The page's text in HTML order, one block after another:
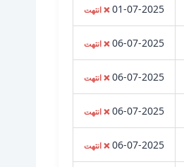
01-07-2025 ❌ انتهت
06-07-2025 ❌ انتهت
06-07-2025 ❌ انتهت
06-07-2025 ❌ انتهت
06-07-2025 ❌ انتهت